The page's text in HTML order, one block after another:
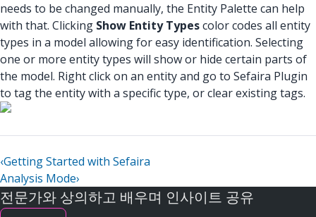
needs to be changed manually, the Entity Palette can help
with that. Clicking Show Entity Typescolor codes all entity
types in a model allowing for easy identification. Selecting
one or more entity types will show or hide certain parts of
the model. Right click on an entity and go to Sefaira Plugin
to tag the entity with a specific type, or clear existing tags.
‹Getting Started with Sefaira
Analysis Mode›
전문가와 상의하고 배우며 인사이트 공유